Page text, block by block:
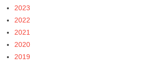
2023
2022
2021
2020
2019